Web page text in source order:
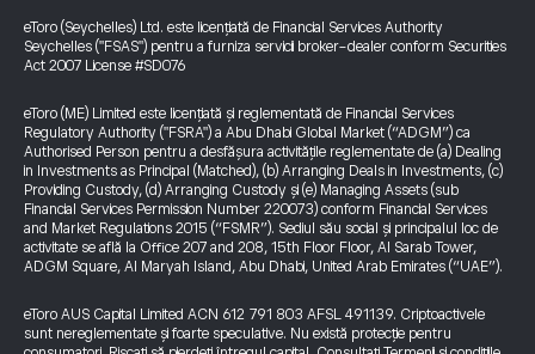
eToro (Seychelles) Ltd. este licențiată de Financial Services Authority
Seychelles ("FSAS") pentru a furniza servicii broker-dealer conform Securities
Act 2007 License #SD076
eToro (ME) Limited este licențiată și reglementată de Financial Services
Regulatory Authority ("FSRA") a Abu Dhabi Global Market (“ADGM”) ca
Authorised Person pentru a desfășura activitățile reglementate de (a) Dealing
in Investments as Principal (Matched), (b) Arranging Deals in Investments, (c)
Providing Custody, (d) Arranging Custody și (e) Managing Assets (sub
Financial Services Permission Number 220073) conform Financial Services
and Market Regulations 2015 (“FSMR”). Sediul său social și principalul loc de
activitate se află la Office 207 and 208, 15th Floor Floor, Al Sarab Tower,
ADGM Square, Al Maryah Island, Abu Dhabi, United Arab Emirates (“UAE”).
eToro AUS Capital Limited ACN 612 791 803 AFSL 491139. Criptoactivele
sunt nereglementate și foarte speculative. Nu există protecție pentru